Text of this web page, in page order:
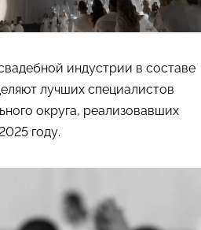
индустрии в составе
лучших специалистов
округа, реализовавших
году.